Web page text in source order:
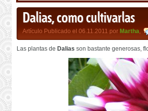
Dalias, como cultivarlas
Artículo Publicado el 06.11.2011 por Martha,
Las plantas de Dalias son bastante generosas,